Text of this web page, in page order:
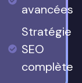
avancées
Stratégie
SEO
complète